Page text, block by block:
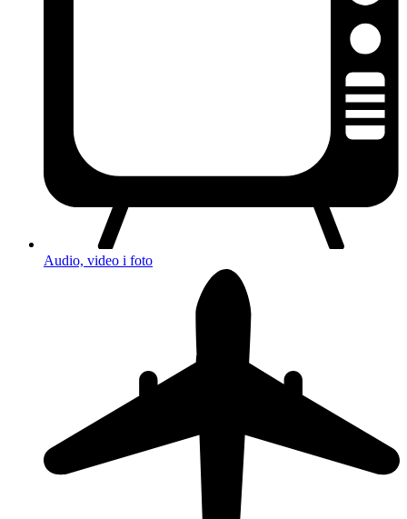
Audio, video i foto